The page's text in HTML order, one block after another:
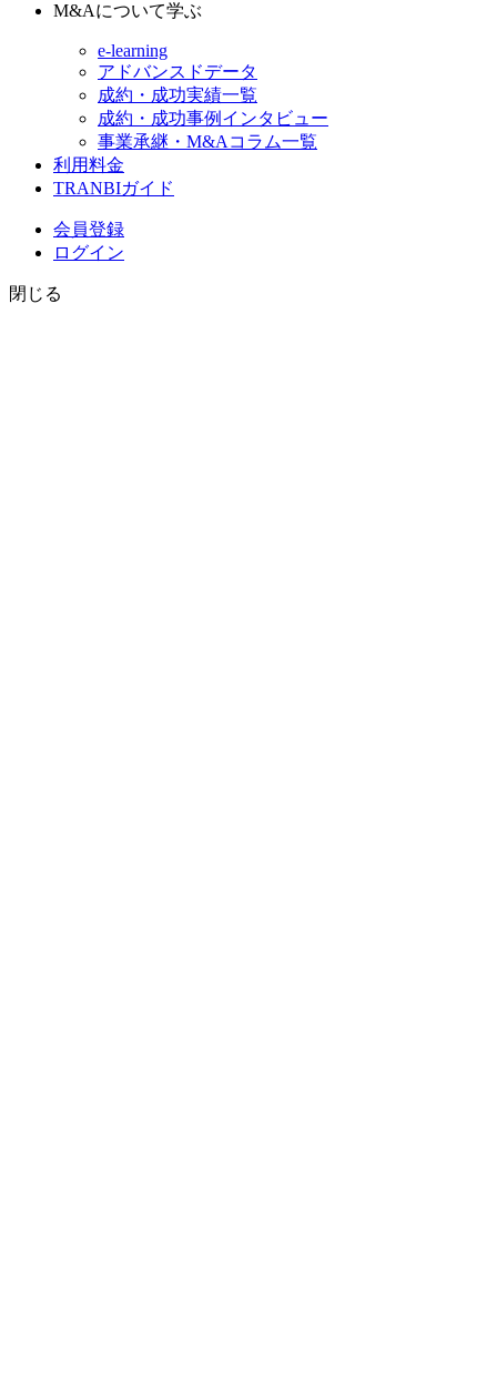
M&Aについて学ぶ
e-learning
アドバンスドデータ
成約・成功実績一覧
成約・成功事例インタビュー
事業承継・M&Aコラム一覧
利用料金
TRANBIガイド
会員登録
ログイン
閉じる